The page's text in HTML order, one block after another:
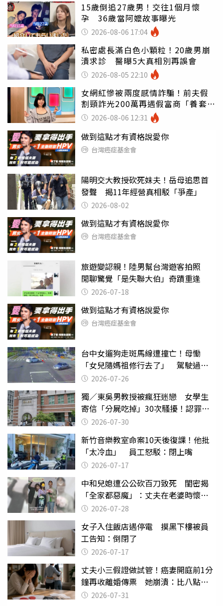
15歲倒追27歲男！交往1個月懷
孕 36歲當阿嬤故事曝光
2026-08-06 17:04
私密處長滿白色小顆粒！20歲男崩
潰求診 醫曝5大真相別再誤會
2026-08-05 22:10
女網紅慘被兩度感情詐騙！前夫假
割頸詐光200萬再遇假富商「養套殺
2000萬」
2026-08-06 12:31
做到這點才有資格說愛你
台灣癌症基金會
陽明交大教授砍死妹夫！岳母追思首
發聲 揭11年經營真相駁「爭產」
2026-08-02
做到這點才有資格說愛你
台灣癌症基金會
旅遊變認親！陸男幫台灣遊客拍照
閒聊驚覺「是失聯大伯」奇蹟重逢
2026-07-18
做到這點才有資格說愛你
台灣癌症基金會
台中女遛狗走斑馬線遭撞亡！母慟
「女兒隨媽祖修行去了」 駕駛過失
致死判9月
2026-07-26
獨／東吳男教授被瘋狂迷戀 女學生
寄信「分屍吃掉」30次騷擾！認罪免
關 2026-07-30
新竹音樂教室命案10天後復課！他批
「太冷血」 員工怒駁：閉上嘴
2026-07-17
中和兒媳遭公公砍百刀致死 閨密揭
「全家都惡魔」：丈夫在老婆時懷孕
摔東西
2026-07-28
女子入住飯店遇停電 摸黑下樓被員
工告知：倒閉了
2026-07-17
丈夫小三假證做試管！癌妻開庭前1分
鐘再收離婚傳票 她崩潰：比八點檔
還扯2026-07-31